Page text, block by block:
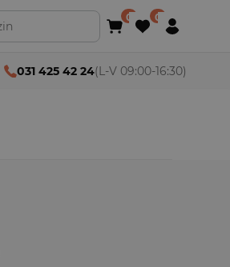
031 425 42 24(L-V 09:00-16:30)